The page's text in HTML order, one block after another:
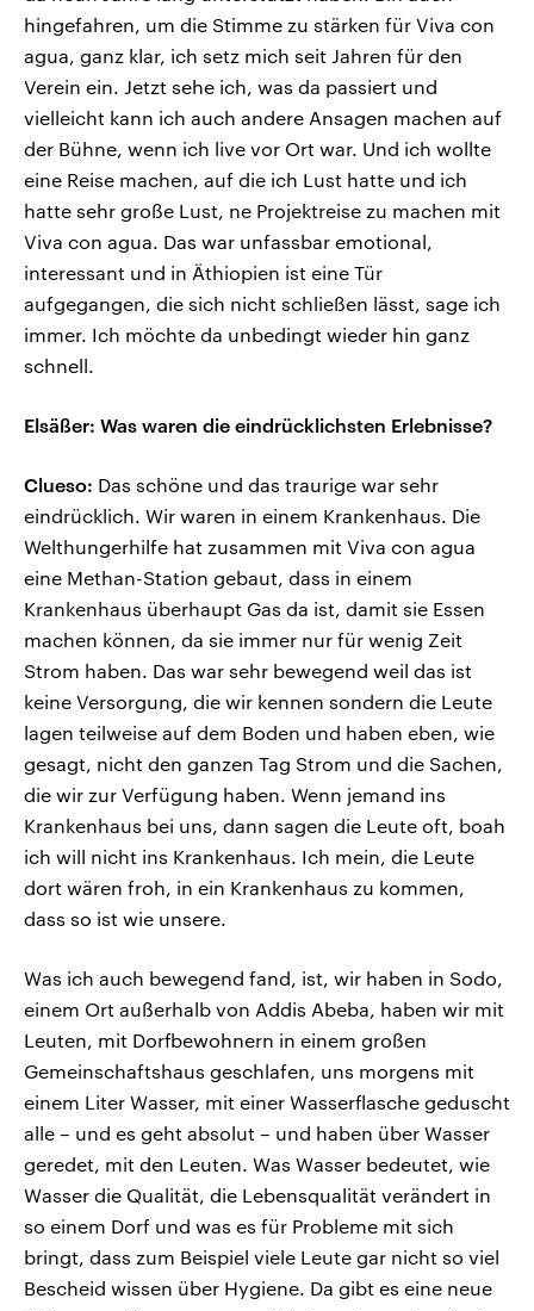
hingefahren, um die Stimme zu stärken für Viva con
agua, ganz klar, ich setz mich seit Jahren für den
Verein ein. Jetzt sehe ich, was da passiert und
vielleicht kann ich auch andere Ansagen machen auf
der Bühne, wenn ich live vor Ort war. Und ich wollte
eine Reise machen, auf die ich Lust hatte und ich
hatte sehr große Lust, ne Projektreise zu machen mit
Viva con agua. Das war unfassbar emotional,
interessant und in Äthiopien ist eine Tür
aufgegangen, die sich nicht schließen lässt, sage ich
immer. Ich möchte da unbedingt wieder hin ganz
schnell.
Elsäßer: Was waren die eindrücklichsten Erlebnisse?
Clueso: Das schöne und das traurige war sehr
eindrücklich. Wir waren in einem Krankenhaus. Die
Welthungerhilfe hat zusammen mit Viva con agua
eine Methan-Station gebaut, dass in einem
Krankenhaus überhaupt Gas da ist, damit sie Essen
machen können, da sie immer nur für wenig Zeit
Strom haben. Das war sehr bewegend weil das ist
keine Versorgung, die wir kennen sondern die Leute
lagen teilweise auf dem Boden und haben eben, wie
gesagt, nicht den ganzen Tag Strom und die Sachen,
die wir zur Verfügung haben. Wenn jemand ins
Krankenhaus bei uns, dann sagen die Leute oft, boah
ich will nicht ins Krankenhaus. Ich mein, die Leute
dort wären froh, in ein Krankenhaus zu kommen,
dass so ist wie unsere.
Was ich auch bewegend fand, ist, wir haben in Sodo,
einem Ort außerhalb von Addis Abeba, haben wir mit
Leuten, mit Dorfbewohnern in einem großen
Gemeinschaftshaus geschlafen, uns morgens mit
einem Liter Wasser, mit einer Wasserflasche geduscht
alle – und es geht absolut – und haben über Wasser
geredet, mit den Leuten. Was Wasser bedeutet, wie
Wasser die Qualität, die Lebensqualität verändert in
so einem Dorf und was es für Probleme mit sich
bringt, dass zum Beispiel viele Leute gar nicht so viel
Bescheid wissen über Hygiene. Da gibt es eine neue